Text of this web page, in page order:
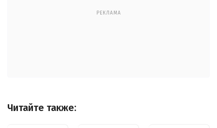
РЕКЛАМА
Читайте также: